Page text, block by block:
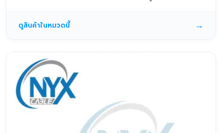
ดูสินค้าในหมวดนี้ →